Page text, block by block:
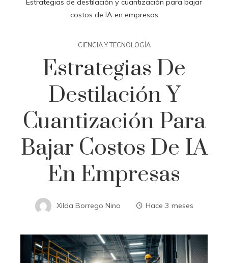
Estrategias de destilación y cuantización para bajar
costos de IA en empresas
CIENCIA Y TECNOLOGÍA
Estrategias De
Destilación Y
Cuantización Para
Bajar Costos De IA
En Empresas
Xilda Borrego Nino Hace 3 meses